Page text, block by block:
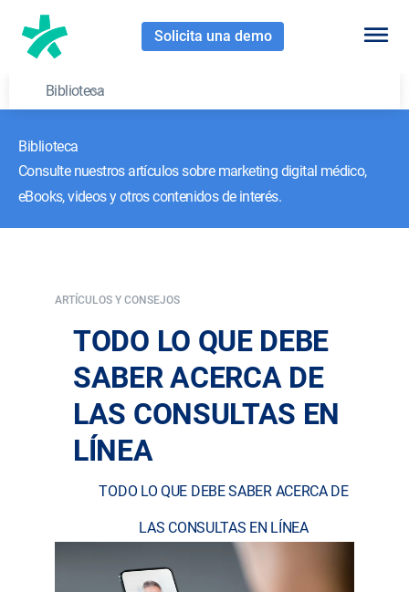
Solicita una demo
Biblioteca
Biblioteca
Consulte nuestros artículos sobre marketing digital médico,
eBooks, videos y otros contenidos de interés.
ARTÍCULOS Y CONSEJOS
TODO LO QUE DEBE
SABER ACERCA DE
LAS CONSULTAS EN
LÍNEA
TODO LO QUE DEBE SABER ACERCA DE
LAS CONSULTAS EN LÍNEA